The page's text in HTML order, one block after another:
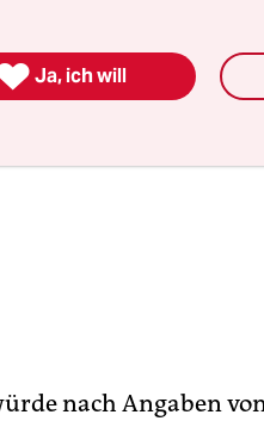
nach Angaben
Ja, ich will